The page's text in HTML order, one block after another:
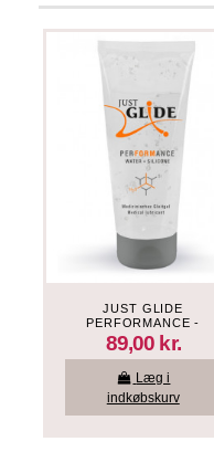
JUST GLIDE
PERFORMANCE -
GLIDECREME - WATER-
SILICONE - 200 ML
89,00 kr.
Læg i
indkøbskurv